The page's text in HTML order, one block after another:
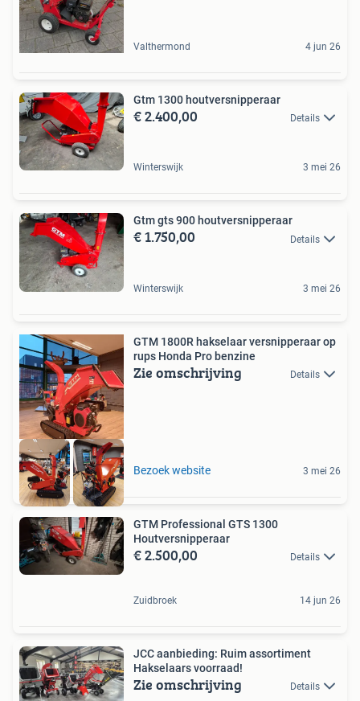
Valthermond 4 jun 26
Gtm 1300 houtversnipperaar
€ 2.400,00 Details
Winterswijk 3 mei 26
Gtm gts 900 houtversnipperaar
€ 1.750,00 Details
Winterswijk 3 mei 26
GTM 1800R hakselaar versnipperaar op
rups Honda Pro benzine
Zie omschrijving Details
Bezoek website 3 mei 26
GTM Professional GTS 1300
Houtversnipperaar
€ 2.500,00 Details
Zuidbroek 14 jun 26
JCC aanbieding: Ruim assortiment
Hakselaars voorraad!
Zie omschrijving Details